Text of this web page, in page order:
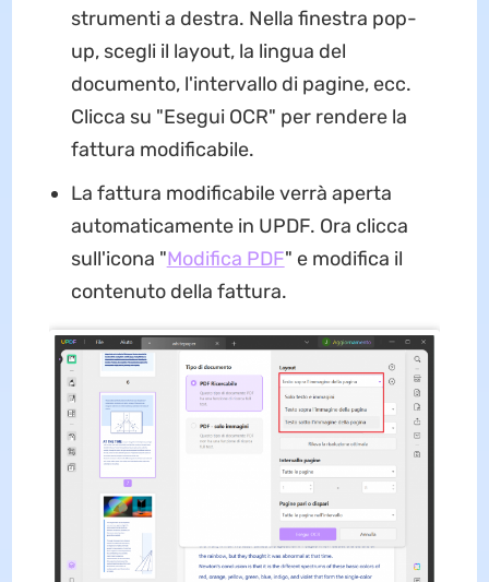
strumenti a destra. Nella finestra pop-
up, scegli il layout, la lingua del
documento, l'intervallo di pagine, ecc.
Clicca su "Esegui OCR" per rendere la
fattura modificabile.
La fattura modificabile verrà aperta
automaticamente in UPDF. Ora clicca
sull'icona "Modifica PDF" e modifica il
contenuto della fattura.